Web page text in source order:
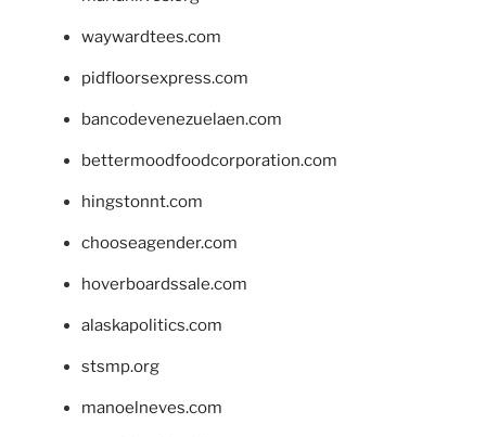
waywardtees.com
pidfloorsexpress.com
bancodevenezuelaen.com
bettermoodfoodcorporation.com
hingstonnt.com
chooseagender.com
hoverboardssale.com
alaskapolitics.com
stsmp.org
manoelneves.com